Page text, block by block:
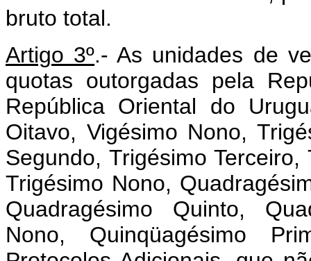
bruto total.
Artigo 3º.- As unidades de
quotas outorgadas pela
República Oriental do
Oitavo, Vigésimo Nono,
Segundo, Trigésimo
Trigésimo Nono,
Quadragésimo Quinto,
Nono, Quinqüagésimo